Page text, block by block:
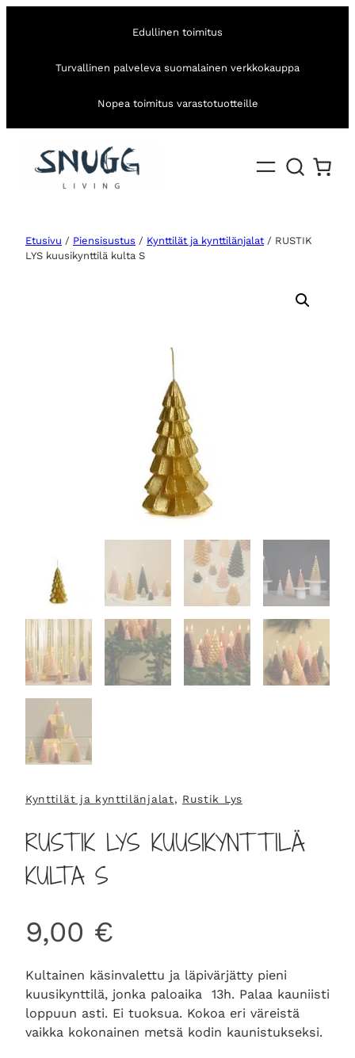
Edullinen toimitus
Turvallinen palveleva suomalainen verkkokauppa
Nopea toimitus varastotuotteille
Etusivu / Piensisustus / Kynttilät ja kynttilänjalat / RUSTIK
LYS kuusikynttilä kulta S
Kynttilät ja kynttilänjalat, Rustik Lys
RUSTIK LYS KUUSIKYNTTILÄ
KULTA S
9,00 €
Kultainen käsinvalettu ja läpivärjätty pieni
kuusikynttilä, jonka paloaika 13h. Palaa kauniisti
loppuun asti. Ei tuoksua. Kokoa eri väreistä
vaikka kokonainen metsä kodin kaunistukseksi.